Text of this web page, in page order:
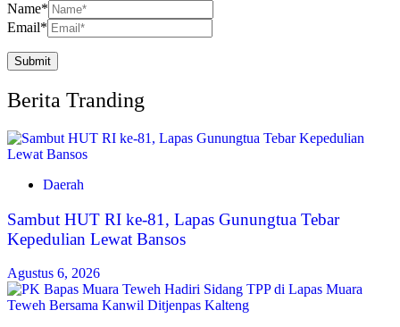
Name*
Email*
Berita Tranding
Daerah
Sambut HUT RI ke-81, Lapas Gunungtua Tebar
Kepedulian Lewat Bansos
Agustus 6, 2026